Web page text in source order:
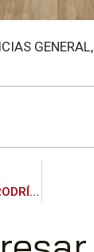
GENERAL,
COPA DE ESPAÑA SUB 13 Y SUB 17 – NEREA SASTRE, RAFAEL RODRÍGUEZ, DANILA MEDINA Y ORIOL SALVIÀ CAMPEONES